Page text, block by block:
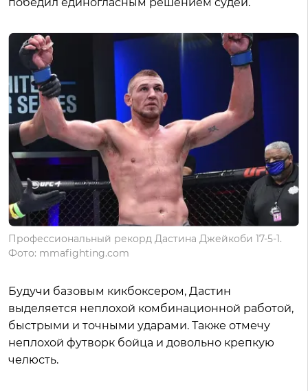
Профессиональный рекорд Дастина Джейкоби 17-5-1.
Фото: mmafighting.com
Будучи базовым кикбоксером, Дастин
выделяется неплохой комбинационной работой,
быстрыми и точными ударами. Также отмечу
неплохой футворк бойца и довольно крепкую
челюсть.